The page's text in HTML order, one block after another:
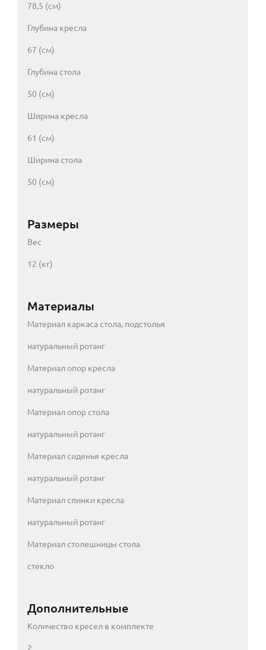
78,5 (см)
Глубина кресла
67 (см)
Глубина стола
50 (см)
Ширина кресла
61 (см)
Ширина стола
50 (см)
Размеры
Вес
12 (кг)
Материалы
Материал каркаса стола, подстолья
натуральный ротанг
Материал опор кресла
натуральный ротанг
Материал опор стола
натуральный ротанг
Материал сиденья кресла
натуральный ротанг
Материал спинки кресла
натуральный ротанг
Материал столешницы стола
стекло
Дополнительные
Количество кресел в комплекте